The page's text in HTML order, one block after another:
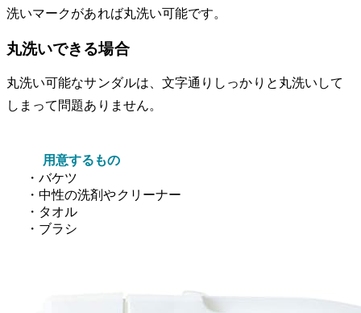
洗いマークがあれば丸洗い可能です。
丸洗いできる場合
丸洗い可能なサンダルは、文字通りしっかりと丸洗いして
しまって問題ありません。
用意するもの
・バケツ
・中性の洗剤やクリーナー
・タオル
・ブラシ